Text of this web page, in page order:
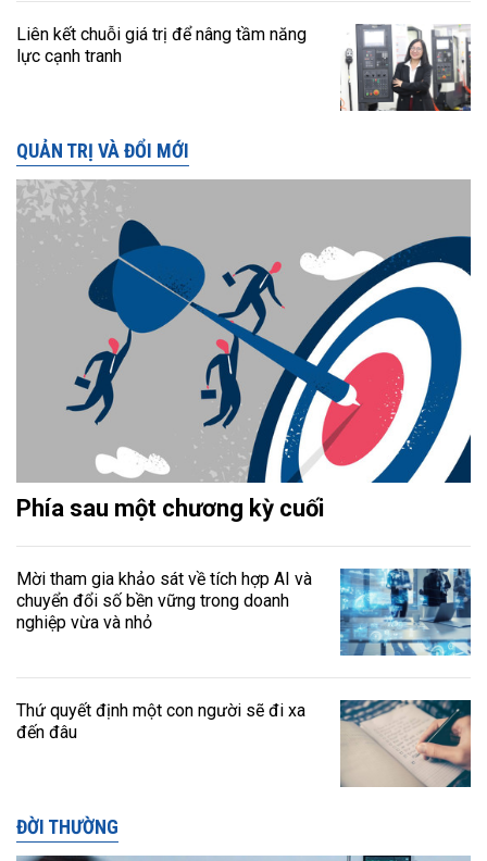
Liên kết chuỗi giá trị để nâng tầm năng
lực cạnh tranh
QUẢN TRỊ VÀ ĐỔI MỚI
Phía sau một chương kỳ cuối
Mời tham gia khảo sát về tích hợp AI và
chuyển đổi số bền vững trong doanh
nghiệp vừa và nhỏ
Thứ quyết định một con người sẽ đi xa
đến đâu
ĐỜI THƯỜNG